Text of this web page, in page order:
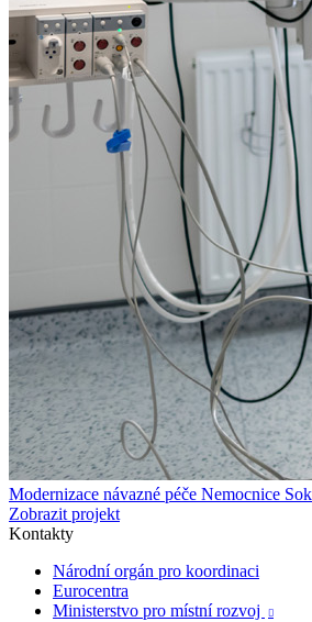
Modernizace návazné péče Nemocnice
Zobrazit projekt
Kontakty
Národní orgán pro koordinaci
Eurocentra
Ministerstvo pro místní rozvoj
